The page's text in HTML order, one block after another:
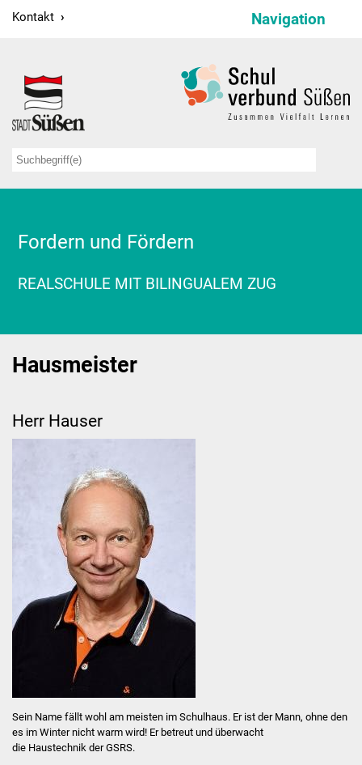
Kontakt Navigation
Schulleitung
Kollegium
Schulsozialarbeit
Termine
Verwaltung
Fordern und Fördern
REALSCHULE MIT BILINGUALEM ZUG
Hausmeister
Herr Hauser
Sein Name fällt wohl am meisten im Schulhaus. Er ist der Mann, ohne den
es im Winter nicht warm wird! Er betreut und überwacht
die Haustechnik der GSRS.